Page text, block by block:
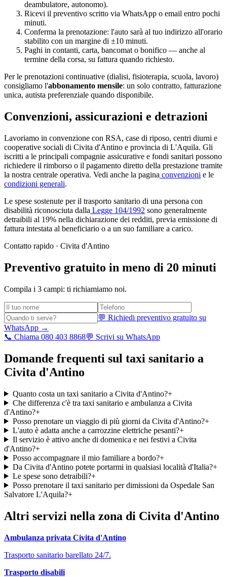
deambulatore, autonomo).
Ricevi il preventivo scritto via WhatsApp o email entro pochi
minuti.
Conferma la prenotazione: l'auto sarà al tuo indirizzo all'orario
stabilito con un margine di ±10 minuti.
Paghi in contanti, carta, bancomat o bonifico — anche al
termine della corsa, su fattura quando richiesto.
Per le prenotazioni continuative (dialisi, fisioterapia, scuola, lavoro)
consigliamo l'abbonamento mensile: un solo contratto, fatturazione
unica, autista preferenziale quando disponibile.
Convenzioni, assicurazioni e detrazioni
Lavoriamo in convenzione con RSA, case di riposo, centri diurni e
cooperative sociali di Civita d'Antino e provincia di L'Aquila. Gli
iscritti a le principali compagnie assicurative e fondi sanitari possono
richiedere il rimborso o il pagamento diretto della prestazione tramite
la nostra centrale operativa. Vedi anche la pagina convenzioni e le
condizioni generali.
Le spese sostenute per il trasporto sanitario di una persona con
disabilità riconosciuta dalla Legge 104/1992 sono generalmente
detraibili al 19% nella dichiarazione dei redditi, previa emissione di
fattura intestata al beneficiario o a un suo familiare a carico.
Contatto rapido · Civita d'Antino
Preventivo gratuito in meno di 20 minuti
Compila i 3 campi: ti richiamiamo noi.
💬 Richiedi preventivo gratuito su
WhatsApp →
📞 Chiama 080 403 8868💬 Scrivi su WhatsApp
Domande frequenti sul taxi sanitario a
Civita d'Antino
Quanto costa un taxi sanitario a Civita d'Antino?+
Che differenza c'è tra taxi sanitario e ambulanza a Civita
d'Antino?+
Posso prenotare un viaggio di più giorni da Civita d'Antino?+
L'auto è adatta anche a carrozzine elettriche pesanti?+
Il servizio è attivo anche di domenica e nei festivi a Civita
d'Antino?+
Posso accompagnare il mio familiare a bordo?+
Da Civita d'Antino potete portarmi in qualsiasi località d'Italia?+
Le spese sono detraibili?+
Posso prenotare il taxi sanitario per dimissioni da Ospedale San
Salvatore L'Aquila?+
Altri servizi nella zona di Civita d'Antino
Ambulanza privata Civita d'Antino
Trasporto sanitario barellato 24/7.
Trasporto disabili